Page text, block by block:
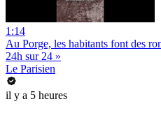
1:14
Au Porge, les habitants font des
24h sur 24 »
Le Parisien
il y a 5 heures